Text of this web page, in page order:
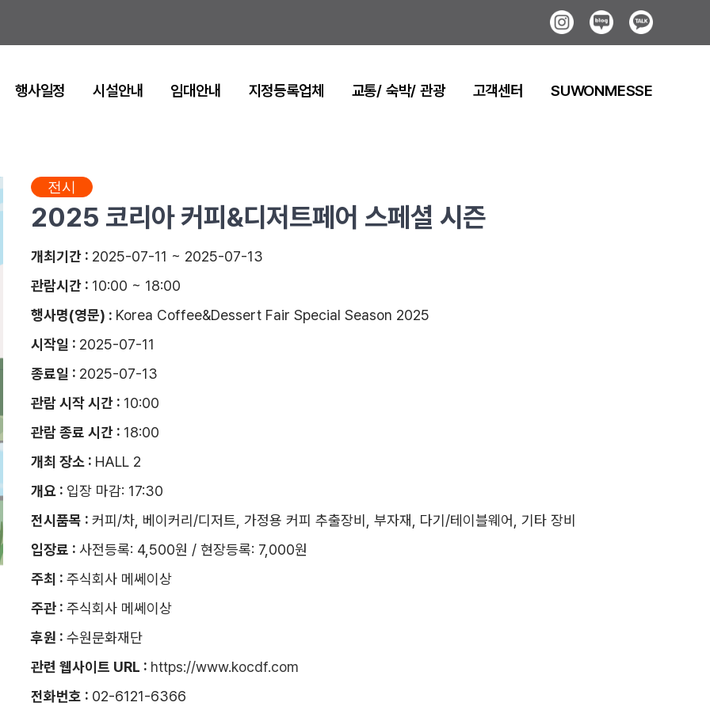
Instagram
BlogKakao
행사일정 시설안내 임대안내 지정등록업체 교통/ 숙박/ 관광 고객센터 SUWONMESSE
전시
2025 코리아 커피&디저트페어 스페셜 시즌
개최기간 : 2025-07-11 ~ 2025-07-13
관람시간 : 10:00 ~ 18:00
행사명(영문) : Korea Coffee&Dessert Fair Special Season 2025
시작일 : 2025-07-11
종료일 : 2025-07-13
관람 시작 시간 : 10:00
관람 종료 시간 : 18:00
개최 장소 : HALL 2
개요 : 입장 마감: 17:30
전시품목 : 커피/차, 베이커리/디저트, 가정용 커피 추출장비, 부자재, 다기/테이블웨어, 기타 장비
입장료 : 사전등록: 4,500원 / 현장등록: 7,000원
주최 : 주식회사 메쎄이상
주관 : 주식회사 메쎄이상
후원 : 수원문화재단
관련 웹사이트 URL : https://www.kocdf.com
전화번호 : 02-6121-6366